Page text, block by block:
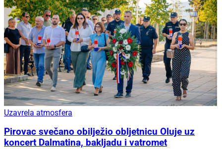
Uzavrela atmosfera
Pirovac svečano obilježio obljetnicu Oluje uz
koncert Dalmatina, bakljadu i vatromet